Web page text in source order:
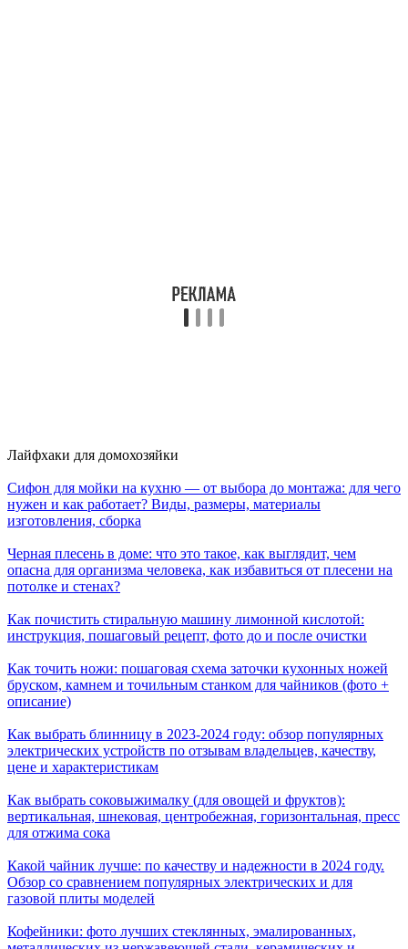
Лайфхаки для домохозяйки
Сифон для мойки на кухню — от выбора до монтажа: для чего
нужен и как работает? Виды, размеры, материалы
изготовления, сборка
Черная плесень в доме: что это такое, как выглядит, чем
опасна для организма человека, как избавиться от плесени на
потолке и стенах?
Как почистить стиральную машину лимонной кислотой:
инструкция, пошаговый рецепт, фото до и после очистки
Как точить ножи: пошаговая схема заточки кухонных ножей
бруском, камнем и точильным станком для чайников (фото +
описание)
Как выбрать блинницу в 2023-2024 году: обзор популярных
электрических устройств по отзывам владельцев, качеству,
цене и характеристикам
Как выбрать соковыжималку (для овощей и фруктов):
вертикальная, шнековая, центробежная, горизонтальная, пресс
для отжима сока
Какой чайник лучше: по качеству и надежности в 2024 году.
Обзор со сравнением популярных электрических и для
газовой плиты моделей
Кофейники: фото лучших стеклянных, эмалированных,